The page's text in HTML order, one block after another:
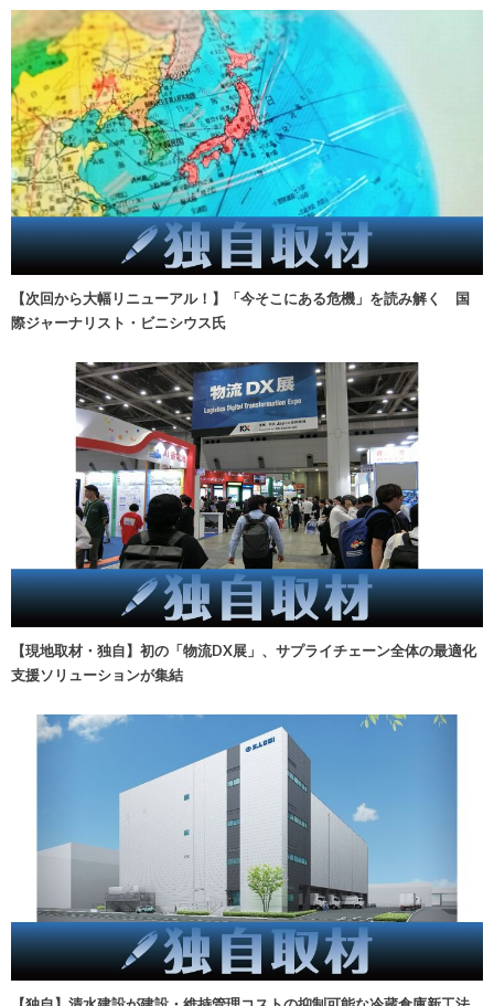
【次回から大幅リニューアル！】「今そこにある危機」を読み解く 国
際ジャーナリスト・ビニシウス氏
【現地取材・独自】初の「物流DX展」、サプライチェーン全体の最適化
支援ソリューションが集結